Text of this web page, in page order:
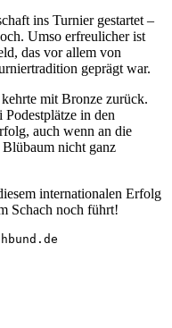
ins Turnier gestartet –
Umso erfreulicher ist
das vor allem von
geprägt war.
mit Bronze zurück.
in den
auch wenn an die
nicht ganz
internationalen Erfolg
Schach noch führt!